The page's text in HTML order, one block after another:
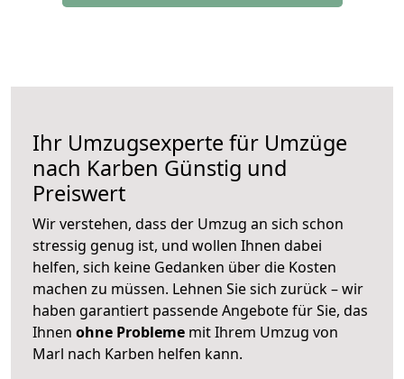
Ihr Umzugsexperte für Umzüge
nach Karben Günstig und
Preiswert
Wir verstehen, dass der Umzug an sich schon
stressig genug ist, und wollen Ihnen dabei
helfen, sich keine Gedanken über die Kosten
machen zu müssen. Lehnen Sie sich zurück – wir
haben garantiert passende Angebote für Sie, das
Ihnen ohne Probleme mit Ihrem Umzug von
Marl nach Karben helfen kann.